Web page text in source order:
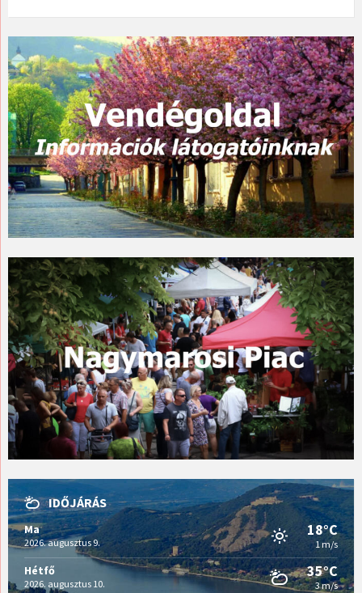
IDŐJÁRÁS
Ma
2026. augusztus 9.
18°C
1 m/s
Hétfő
2026. augusztus 10.
35°C
3 m/s